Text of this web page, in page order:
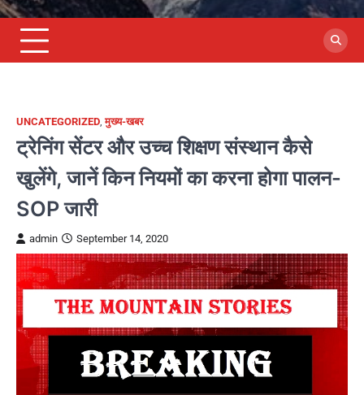
UNCATEGORIZED,मुख्य-खबर
ट्रेनिंग सेंटर और उच्च शिक्षण संस्थान कैसे
खुलेंगे, जानें किन नियमों का करना होगा पालन-
SOP जारी
admin September 14, 2020